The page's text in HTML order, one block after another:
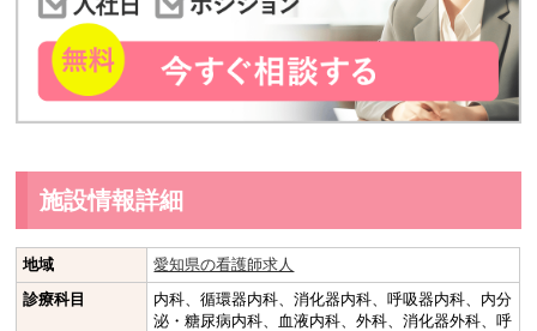
施設情報詳細
地域
愛知県の看護師求人
診療科目
内科、循環器内科、消化器内科、呼吸器内科、内分
泌・糖尿病内科、血液内科、外科、消化器外科、呼